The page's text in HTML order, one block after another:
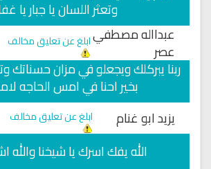
وتعثر اللسان يا جبار يا
عبدااله مصطفي
عصر ابلغ عن تعليق مخالف
ربنا يبركلك ويجعلو في مزان حسناتك
بخير احنا في امس الحاجه
يزيد ابو غنام
ابلغ عن تعليق مخالف
الله يفك اسرك يا شيخنا والله